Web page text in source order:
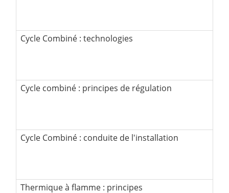
Cycle Combiné : technologies
Cycle combiné : principes de régulation
Cycle Combiné : conduite de l'installation
Thermique à flamme : principes